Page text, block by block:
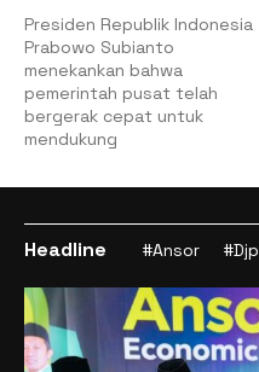
Presiden Republik Indonesia
Prabowo Subianto
menekankan bahwa
pemerintah pusat telah
bergerak cepat untuk
mendukung
Headline #Ansor #Djp